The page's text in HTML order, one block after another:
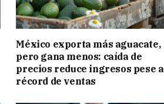
México exporta más aguacate,
pero gana menos: caída de
precios reduce ingresos pese a
récord de ventas